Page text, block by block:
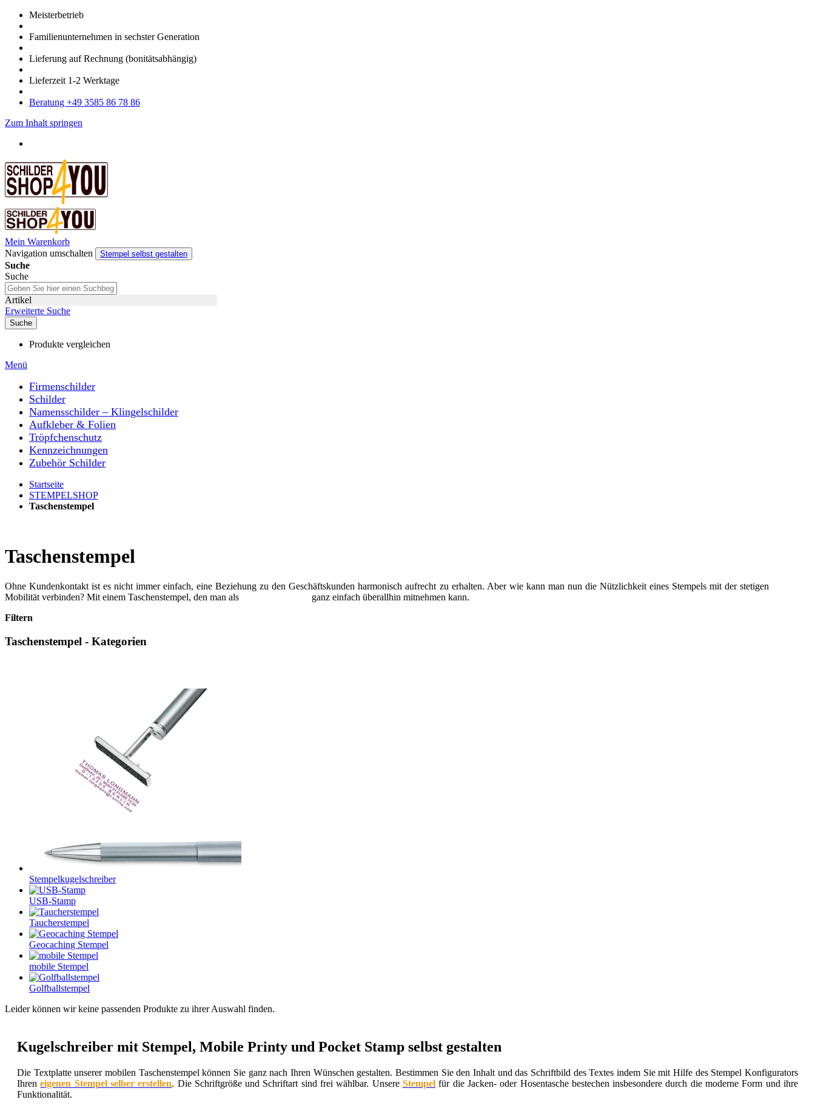
Meister­betrieb
Familien­unter­nehmen in sechster Gene­ration
Lieferung auf Rech­nung (bonitätsabhängig)
Liefer­zeit 1-2 Werk­tage
Bera­tung +49 3585 86 78 86
Zum Inhalt springen
Mein Warenkorb
Navigation umschalten
Stempel selbst gestalten
Suche
Suche
Artikel
Erweiterte Suche
Suche
Produkte vergleichen
Menü
Firmenschilder
Schilder
Namensschilder – Klingelschilder
Aufkleber & Folien
Tröpfchenschutz
Kennzeichnungen
Zubehör Schilder
Startseite
STEMPELSHOP
Taschenstempel
Taschenstempel
Ohne Kundenkontakt ist es nicht immer einfach, eine Beziehung zu den Geschäftskunden harmonisch aufrecht zu erhalten. Aber wie kann man nun die Nützlichkeit eines Stempels mit der stetigen
Mobilität verbinden? Mit einem Taschenstempel, den man als
ganz einfach überallhin mitnehmen kann.
Filtern
Taschenstempel - Kategorien
Stempelkugelschreiber
USB-Stamp
Taucherstempel
Geocaching Stempel
mobile Stempel
Golfballstempel
Leider können wir keine passenden Produkte zu ihrer Auswahl finden.
Kugelschreiber mit Stempel, Mobile Printy und Pocket Stamp selbst gestalten
Die Textplatte unserer mobilen Taschenstempel können Sie ganz nach Ihren Wünschen gestalten. Bestimmen Sie den Inhalt und das Schriftbild des Textes indem Sie mit Hilfe des Stempel Konfigurators
Ihreneigenen Stempel selber erstellen. Die Schriftgröße und Schriftart sind frei wählbar. UnsereStempel für die Jacken- oder Hosentasche bestechen insbesondere durch die moderne Form und ihre
Funktionalität.